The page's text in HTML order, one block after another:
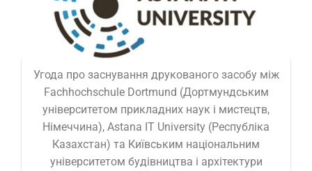
Угода про заснування друкованого засобу між
Fachhochschule Dortmund (Дортмундським
університетом прикладних наук і мистецтв,
Німеччина), Astana IT University (Республіка
Казахстан) та Київським національним
університетом будівництва і архітектури